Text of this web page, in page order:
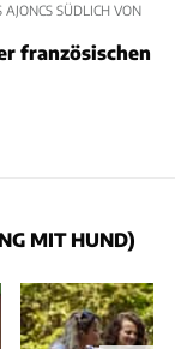
SÜDLICH VON
französischen
MIT HUND)